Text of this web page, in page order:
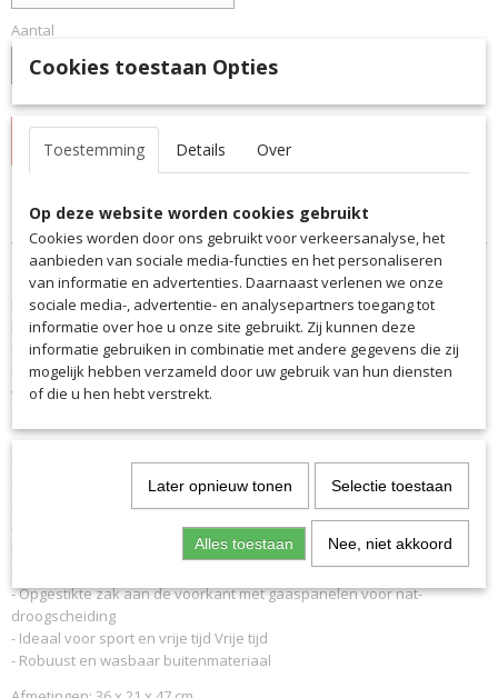
Aantal
IN WINKELWAGEN
Specificaties
Productcode
3116
EAN code
3116
Productcode leverancier
3116
Omschrijving
Met deze kleinere rugzak heb je altijd de belangrijkste uitrusting. In
het ruime hoofdvak met organisatiemogelijkheden heb je alles bij de
hand.
Het opgestikte zakje aan de voorkant, met mesh-inzetstukken voor
ventilatie, geeft je de mogelijkheid om je sportschoenen of natte
- Verstelbare schouderbanden en rugvulling bieden het nodige
comfort, ongeacht hoe verpakt
- Extra draaggreep
- Hoofdcompartiment met ritssluiting in perfecte constructie voor
- Extra binnenzak voor waardevolle spullen
- Opgestikte zak aan de voorkant met gaaspanelen voor nat-
droogscheiding
- Ideaal voor sport en vrije tijd Vrije tijd
- Robuust en wasbaar buitenmateriaal
Cookies toestaan Opties
Toestemming Details Over
Op deze website worden cookies gebruikt
Cookies worden door ons gebruikt voor verkeersanalyse, het
aanbieden van sociale media-functies en het personaliseren
van informatie en advertenties. Daarnaast verlenen we onze
sociale media-, advertentie- en analysepartners toegang tot
informatie over hoe u onze site gebruikt. Zij kunnen deze
informatie gebruiken in combinatie met andere gegevens die zij
mogelijk hebben verzameld door uw gebruik van hun diensten
of die u hen hebt verstrekt.
Later opnieuw tonen Selectie toestaan
Alles toestaan Nee, niet akkoord